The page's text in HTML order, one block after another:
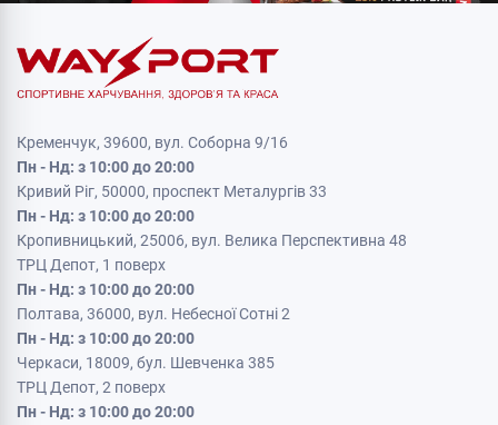
Кременчук, 39600, вул. Соборна 9/16
Пн - Нд: з 10:00 до 20:00
Кривий Ріг, 50000, проспект Металургів 33
Пн - Нд: з 10:00 до 20:00
Кропивницький, 25006, вул. Велика Перспективна 48
ТРЦ Депот, 1 поверх
Пн - Нд: з 10:00 до 20:00
Полтава, 36000, вул. Небесної Сотні 2
Пн - Нд: з 10:00 до 20:00
Черкаси, 18009, бул. Шевченка 385
ТРЦ Депот, 2 поверх
Пн - Нд: з 10:00 до 20:00